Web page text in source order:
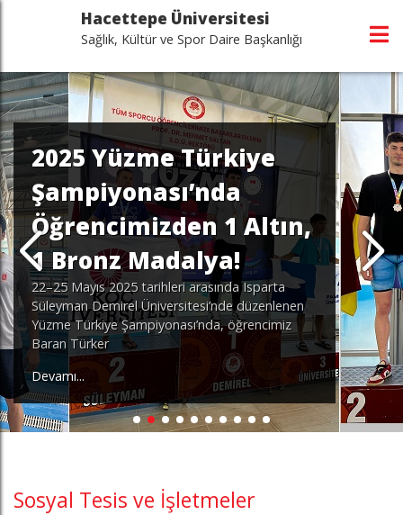
Hacettepe Üniversitesi
Sağlık, Kültür ve Spor Daire Başkanlığı
2025 Yüzme Türkiye
Şampiyonası’nda
Öğrencimizden 1 Altın,
1 Bronz Madalya!
22–25 Mayıs 2025 tarihleri arasında Isparta
Süleyman Demirel Üniversitesi’nde düzenlenen
Yüzme Türkiye Şampiyonası’nda, öğrencimiz
Baran Türker
Devamı...
Sosyal Tesis ve İşletmeler